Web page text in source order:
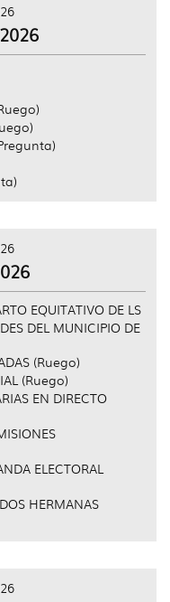
EQUITATIVO DE LS
DEL MUNICIPIO DE
(Ruego)
(Ruego)
EN DIRECTO
ELECTORAL
HERMANAS